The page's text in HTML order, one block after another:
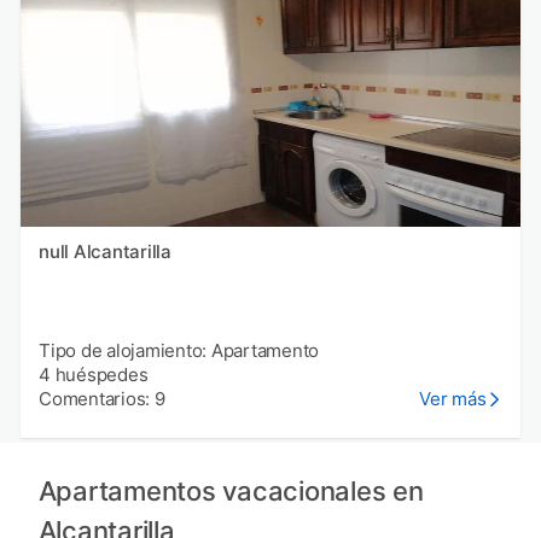
null Alcantarilla
Tipo de alojamiento: Apartamento
4 huéspedes
Comentarios: 9
Ver más
Apartamentos vacacionales en
Alcantarilla